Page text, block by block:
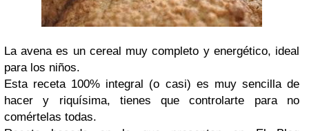
La avena es un cereal muy completo y energético, ideal
para los niños.
Esta receta 100% integral (o casi) es muy sencilla de
hacer y riquísima, tienes que controlarte para no
comértelas todas.